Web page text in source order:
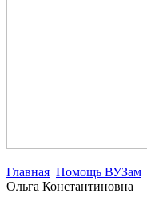
Главная Помощь ВУЗам
Ольга Константиновна